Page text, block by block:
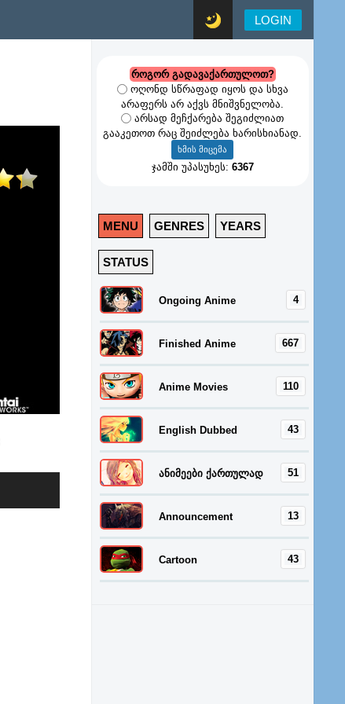
LOGIN
როგორ გადავაქართულოთ?
ოღონდ სწრაფად იყოს და სხვა
არაფერს არ აქვს მნიშვნელობა.
არსად მეჩქარება შეგიძლიათ
გააკეთოთ რაც შეიძლება ხარისხიანად.
ჯამში უპასუხეს: 6367
MENU GENRES YEARS
STATUS
4
Ongoing Anime
667
Finished Anime
110
Anime Movies
43
English Dubbed
51
ანიმეები ქართულად
13
Announcement
43
Cartoon